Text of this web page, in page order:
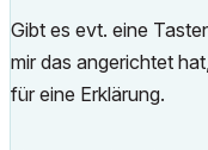
Gibt es evt. eine
mir das angerichtet
für eine Erklärung.